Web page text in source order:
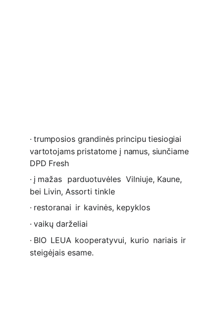
· trumposios grandinės principu tiesiogiai
vartotojams pristatome į namus, siunčiame
DPD Fresh
· į mažas parduotuvėles Vilniuje, Kaune,
bei Livin, Assorti tinkle
· restoranai ir kavinės, kepyklos
· vaikų darželiai
· BIO LEUA kooperatyvui, kurio nariais ir
steigėjais esame.